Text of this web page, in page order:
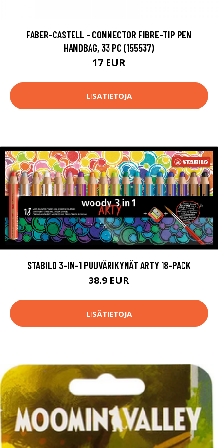
FABER-CASTELL - CONNECTOR FIBRE-TIP PEN
HANDBAG, 33 PC (155537)
17 EUR
LISÄTIETOJA
STABILO 3-IN-1 PUUVÄRIKYNÄT ARTY 18-PACK
38.9 EUR
LISÄTIETOJA